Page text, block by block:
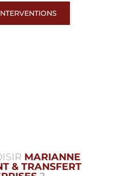
MARIANNE
& TRANSFERT